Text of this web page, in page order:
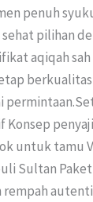
penuh
pilihan
aqiqah
untuk tamu
Sultan
rempah